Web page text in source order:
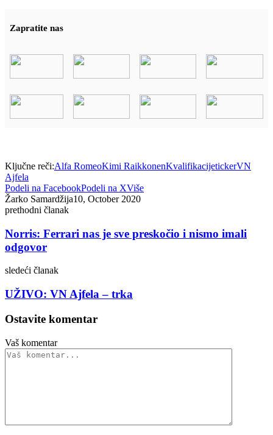
Zapratite nas
Ključne reči:Alfa RomeoKimi RaikkonenKvalifikacijetickerVN
Ajfela
Podeli na FacebookPodeli na XViše
Žarko Samardžija10, October 2020
prethodni članak
Norris: Ferrari nas je sve preskočio i nismo imali
odgovor
sledeći članak
UŽIVO: VN Ajfela – trka
Ostavite komentar
Vaš komentar